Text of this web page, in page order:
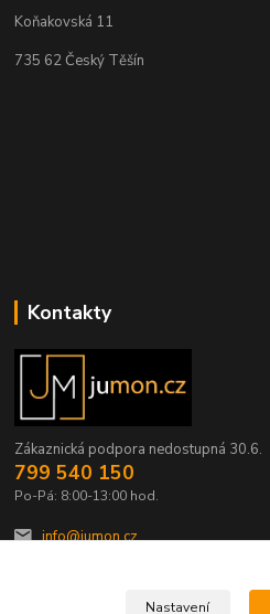
Koňakovská 11
735 62 Český Těšín
Kontakty
Zákaznická podpora nedostupná 30.6.
799 540 150
Po-Pá: 8:00-13:00 hod.
info@jumon.cz
Nastavení